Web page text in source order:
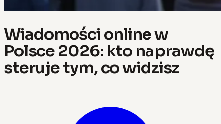
Wiadomości online w
Polsce 2026: kto naprawdę
steruje tym, co widzisz